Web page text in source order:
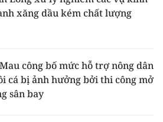
xăng dầu kém chất lượng
công bố mức hỗ trợ nông dân
cá bị ảnh hưởng bởi thi công mở
sân bay